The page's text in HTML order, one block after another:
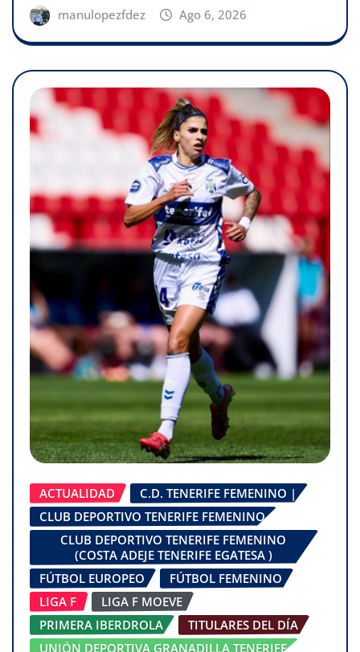
manulopezfdez Ago 6, 2026
ACTUALIDAD
C.D. TENERIFE FEMENINO |
CLUB DEPORTIVO TENERIFE FEMENINO
CLUB DEPORTIVO TENERIFE FEMENINO
(COSTA ADEJE TENERIFE EGATESA )
FÚTBOL EUROPEO
FÚTBOL FEMENINO
LIGA F
LIGA F MOEVE
PRIMERA IBERDROLA
TITULARES DEL DÍA
UNIÓN DEPORTIVA GRANADILLA TENERIFE